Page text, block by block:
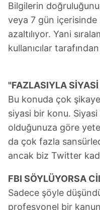
Bilgilerin
veya 7 gün içerisinde
azaltılıyor. Yani
kullanıcılar
"FAZLASIYLA SİYASİ
Bu konuda çok
siyasi bir konu.
olduğunuza göre
da çok fazla
ancak biz Twitter
FBI SÖYLÜYORSA
Sadece şöyle
profesyonel bir